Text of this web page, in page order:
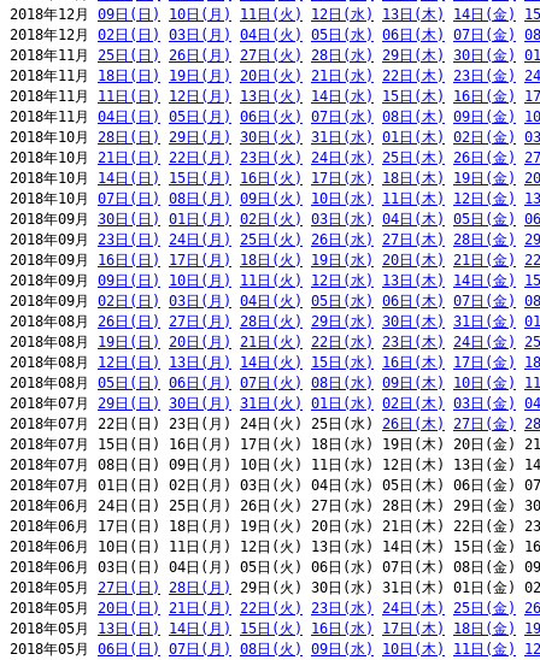
2018年12月 09日(日) 10日(月) 11日(火) 12日(水) 13日(木) 14日(金)
2018年12月 02日(日) 03日(月) 04日(火) 05日(水) 06日(木) 07日(金)
2018年11月 25日(日) 26日(月) 27日(火) 28日(水) 29日(木) 30日(金)
2018年11月 18日(日) 19日(月) 20日(火) 21日(水) 22日(木) 23日(金)
2018年11月 11日(日) 12日(月) 13日(火) 14日(水) 15日(木) 16日(金)
2018年11月 04日(日) 05日(月) 06日(火) 07日(水) 08日(木) 09日(金)
2018年10月 28日(日) 29日(月) 30日(火) 31日(水) 01日(木) 02日(金)
2018年10月 21日(日) 22日(月) 23日(火) 24日(水) 25日(木) 26日(金)
2018年10月 14日(日) 15日(月) 16日(火) 17日(水) 18日(木) 19日(金)
2018年10月 07日(日) 08日(月) 09日(火) 10日(水) 11日(木) 12日(金)
2018年09月 30日(日) 01日(月) 02日(火) 03日(水) 04日(木) 05日(金)
2018年09月 23日(日) 24日(月) 25日(火) 26日(水) 27日(木) 28日(金)
2018年09月 16日(日) 17日(月) 18日(火) 19日(水) 20日(木) 21日(金)
2018年09月 09日(日) 10日(月) 11日(火) 12日(水) 13日(木) 14日(金)
2018年09月 02日(日) 03日(月) 04日(火) 05日(水) 06日(木) 07日(金)
2018年08月 26日(日) 27日(月) 28日(火) 29日(水) 30日(木) 31日(金)
2018年08月 19日(日) 20日(月) 21日(火) 22日(水) 23日(木) 24日(金)
2018年08月 12日(日) 13日(月) 14日(火) 15日(水) 16日(木) 17日(金)
2018年08月 05日(日) 06日(月) 07日(火) 08日(水) 09日(木) 10日(金)
2018年07月 29日(日) 30日(月) 31日(火) 01日(水) 02日(木) 03日(金)
2018年07月 22日(日) 23日(月) 24日(火) 25日(水) 26日(木) 27日(金)
2018年07月 15日(日) 16日(月) 17日(火) 18日(水) 19日(木) 20日(金)
2018年07月 08日(日) 09日(月) 10日(火) 11日(水) 12日(木) 13日(金)
2018年07月 01日(日) 02日(月) 03日(火) 04日(水) 05日(木) 06日(金)
2018年06月 24日(日) 25日(月) 26日(火) 27日(水) 28日(木) 29日(金)
2018年06月 17日(日) 18日(月) 19日(火) 20日(水) 21日(木) 22日(金)
2018年06月 10日(日) 11日(月) 12日(火) 13日(水) 14日(木) 15日(金)
2018年06月 03日(日) 04日(月) 05日(火) 06日(水) 07日(木) 08日(金)
2018年05月 27日(日) 28日(月)
29日(火) 30日(水) 31日(木) 01日(金)
2018年05月 20日(日) 21日(月) 22日(火) 23日(水) 24日(木) 25日(金)
2018年05月 13日(日) 14日(月) 15日(火) 16日(水) 17日(木) 18日(金)
2018年05月 06日(日) 07日(月) 08日(火) 09日(水) 10日(木) 11日(金)